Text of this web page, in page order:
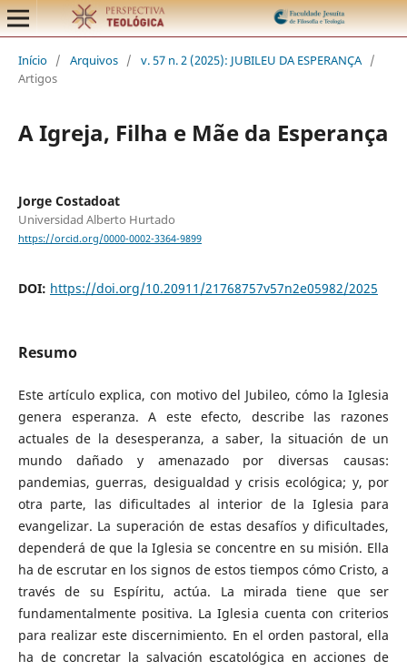
Início / Arquivos / v. 57 n. 2 (2025): JUBILEU DA ESPERANÇA /
Artigos
A Igreja, Filha e Mãe da Esperança
Jorge Costadoat
Universidad Alberto Hurtado
https://orcid.org/0000-0002-3364-9899
DOI: https://doi.org/10.20911/21768757v57n2e05982/2025
Resumo
Este artículo explica, con motivo del Jubileo, cómo la Iglesia
genera esperanza. A este efecto, describe las razones
actuales de la desesperanza, a saber, la situación de un
mundo dañado y amenazado por diversas causas:
pandemias, guerras, desigualdad y crisis ecológica; y, por
otra parte, las dificultades al interior de la Iglesia para
evangelizar. La superación de estas desafíos y dificultades,
dependerá de que la Iglesia se concentre en su misión. Ella
ha de escrutar en los signos de estos tiempos cómo Cristo, a
través de su Espíritu, actúa. La mirada tiene que ser
fundamentalmente positiva. La Iglesia cuenta con criterios
para realizar este discernimiento. En el orden pastoral, ella
ha de concretar la salvación escatológica en acciones de